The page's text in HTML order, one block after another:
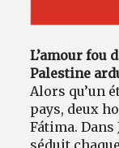
L’amour fou
Palestine
Alors qu’un
pays, deux
Fátima.
séduit